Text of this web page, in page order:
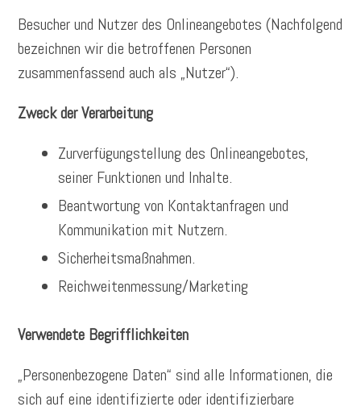
Besucher und Nutzer des Onlineangebotes (Nachfolgend
bezeichnen wir die betroffenen Personen
zusammenfassend auch als „Nutzer“).
Zweck der Verarbeitung
Zurverfügungstellung des Onlineangebotes,
seiner Funktionen und Inhalte.
Beantwortung von Kontaktanfragen und
Kommunikation mit Nutzern.
Sicherheitsmaßnahmen.
Reichweitenmessung/Marketing
Verwendete Begrifflichkeiten
„Personenbezogene Daten“ sind alle Informationen, die
sich auf eine identifizierte oder identifizierbare